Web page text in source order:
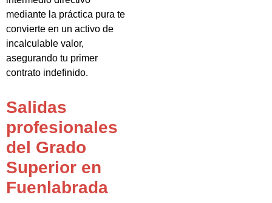
mediante la práctica pura te
convierte en un activo de
incalculable valor,
asegurando tu primer
contrato indefinido.
Salidas
profesionales
del Grado
Superior en
Fuenlabrada